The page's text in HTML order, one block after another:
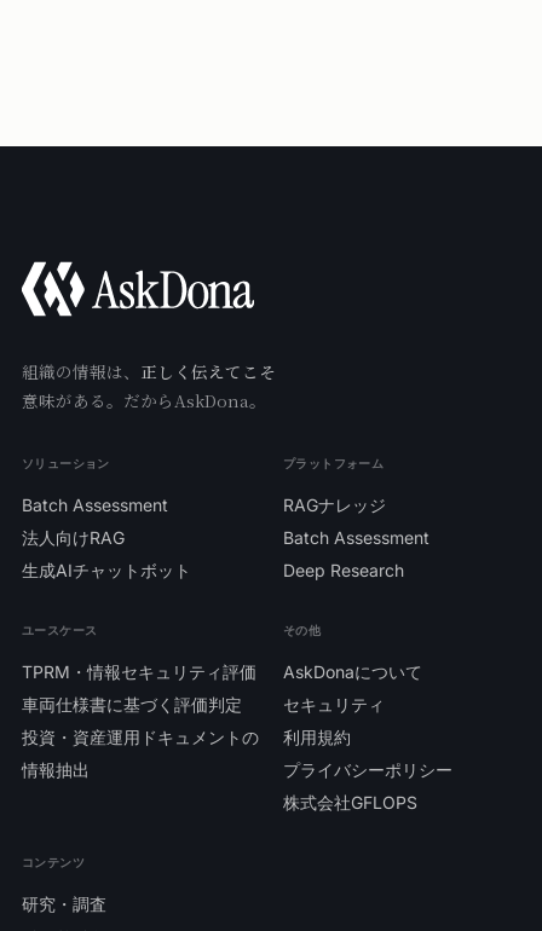
組織の情報は、 正しく伝えてこそ
意味がある。だからAskDona。
ソリューション
Batch Assessment
法人向けRAG
生成AIチャットボット
プラットフォーム
RAGナレッジ
Batch Assessment
Deep Research
ユースケース
TPRM・情報セキュリティ評価
車両仕様書に基づく評価判定
投資・資産運用ドキュメントの
情報抽出
その他
AskDonaについて
セキュリティ
利用規約
プライバシーポリシー
株式会社GFLOPS
コンテンツ
研究・調査